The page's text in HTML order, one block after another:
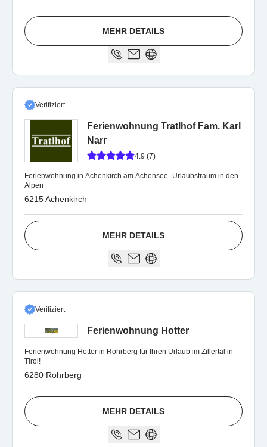
MEHR DETAILS
Verifiziert
Ferienwohnung Tratlhof Fam. Karl
Narr
4.9 (7)
Ferienwohnung in Achenkirch am Achensee- Urlaubstraum in den
Alpen
6215 Achenkirch
MEHR DETAILS
Verifiziert
Ferienwohnung Hotter
Ferienwohnung Hotter in Rohrberg für Ihren Urlaub im Zillertal in
Tirol!
6280 Rohrberg
MEHR DETAILS